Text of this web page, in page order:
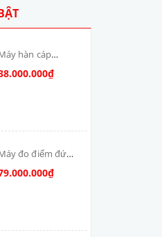
hàn cáp
T-V6S-MAX
đo điểm đứt
quang: DSX-